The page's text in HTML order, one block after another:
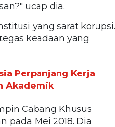
ucap dia.
yang sarat korupsi.
keadaan yang
Perpanjang Kerja
Akademik
Cabang Khusus
pada Mei 2018. Dia